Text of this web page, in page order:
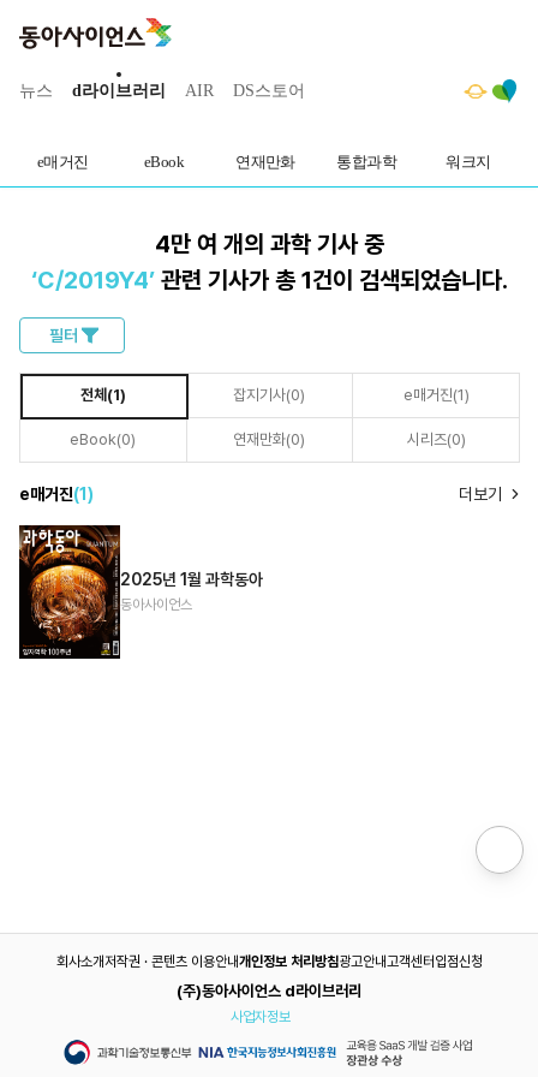
뉴스 d라이브러리 AIR DS스토어
e매거진 eBook 연재만화 통합과학 워크지
4만 여 개의 과학 기사 중
‘C/2019Y4’ 관련 기사가 총 1건이 검색되었습니다.
필터
전체(1) 잡지기사(0) e매거진(1)
eBook(0) 연재만화(0) 시리즈(0)
e매거진(1 ) 더보기
2025년 1월 과학동아
동아사이언스
(주)동아사이언스 d라이브러리
회사소개저작권 · 콘텐츠 이용안내개인정보 처리방침광고안내고객센터 입점신청
사업자정보